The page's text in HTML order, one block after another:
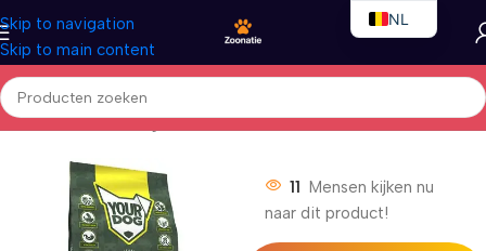
Skip to navigation
Skip to main content
Home/Honden/Droogvoer
11 Mensen kijken nu
naar dit product!
NL